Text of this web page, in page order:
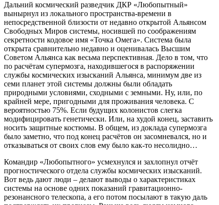
Дальний космический разведчик ДКР «Любопытный»
вынырнул из локального пространства-времени в
непосредственной близости от недавно открытой Альянсом
Свободных Миров системы, носившей по соображениям
секретности кодовое имя «Точка Омега». Система была
открыта сравнительно недавно и оценивалась Высшим
Советом Альянса как весьма перспективная. Дело в том, что
по расчётам супермозга, находившегося в распоряжении
службы космических изысканий Альянса, минимум две из
семи планет этой системы должны были обладать
природными условиями, сходными с земными. Ну, или, по
крайней мере, пригодными для проживания человека. С
вероятностью 75%. Если будущих колонистов слегка
модифицировать генетически. Или, на худой конец, заставить
носить защитные костюмы. В общем, из доклада супермозга
было заметно, что под конец расчётов он засомневался, но и
отказываться от своих слов ему было как-то несолидно…
Командир «Любопытного» усмехнулся и захлопнул отчёт
прогностического отдела службы космических изысканий.
Вот ведь дают люди – делают выводы о характеристиках
системы на основе одних показаний гравитационно-
резонансного телескопа, а его потом посылают в такую даль